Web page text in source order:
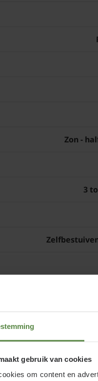
gebruik van cookies
om content en
Zon -
3